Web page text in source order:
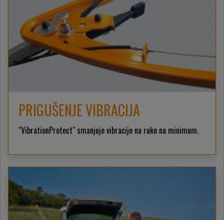
PRIGUŠENJE VIBRACIJA
"VibrationProtect" smanjuje vibracije na ruke na minimum.